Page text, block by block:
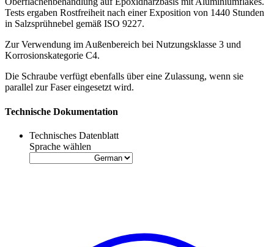
Tests ergaben Rostfreiheit nach einer Exposition von 1440 Stunden
in Salzsprühnebel gemäß ISO 9227.
Zur Verwendung im Außenbereich bei Nutzungsklasse 3 und
Korrosionskategorie C4.
Die Schraube verfügt ebenfalls über eine Zulassung, wenn sie
parallel zur Faser eingesetzt wird.
Technische Dokumentation
Technisches Datenblatt
Sprache wählen